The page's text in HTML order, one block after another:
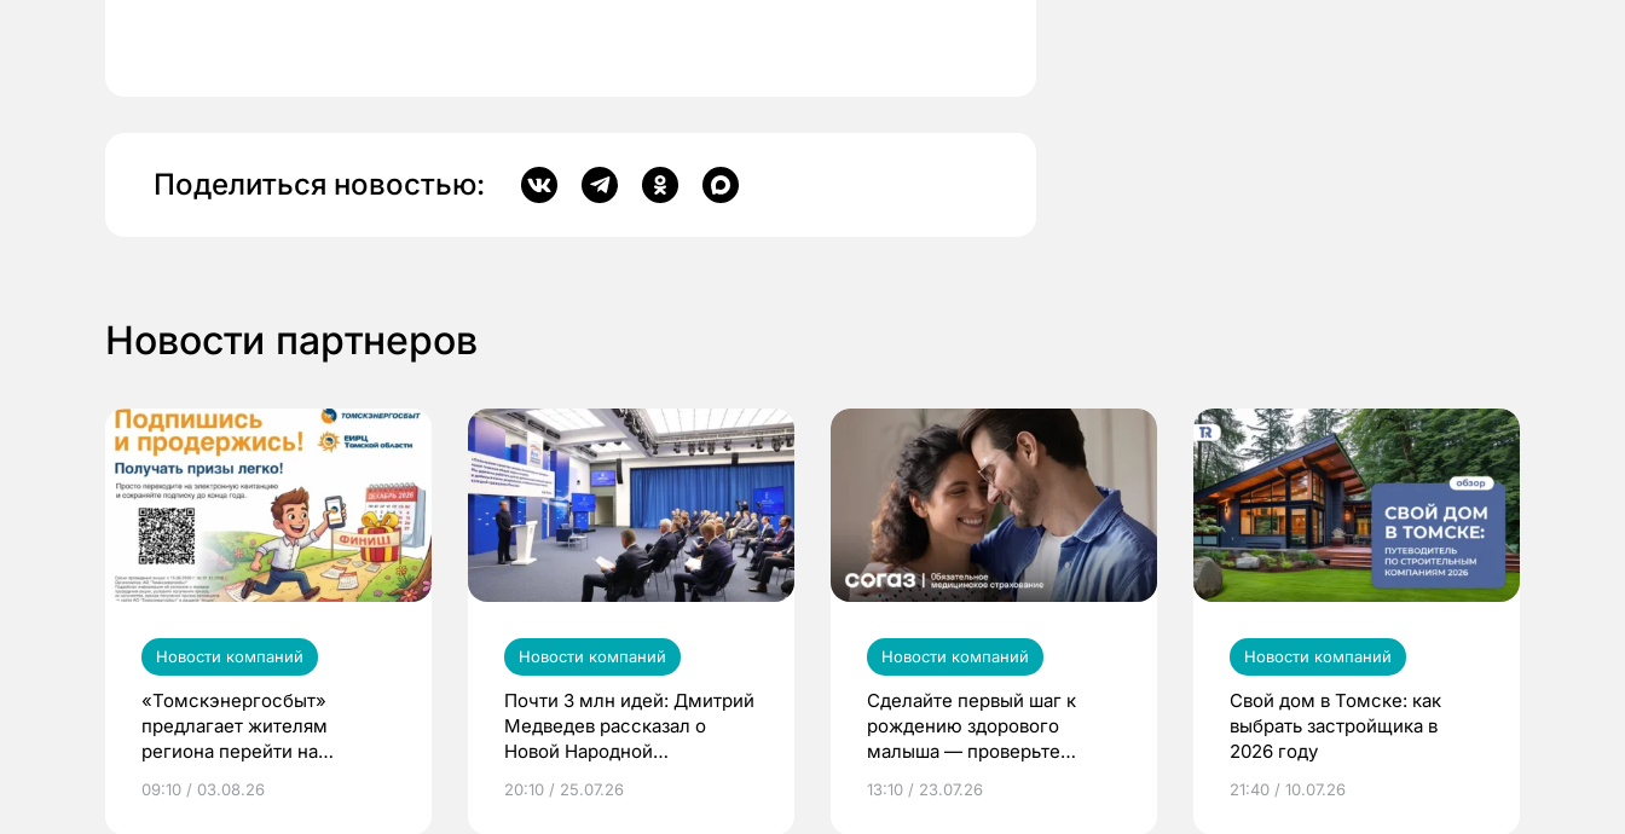
Поделиться новостью:
Новости партнеров
Новости компаний
«Томскэнергосбыт»
предлагает жителям
региона перейти на
выиграть призы
09:10 / 03.08.26
Новости компаний
Почти 3 млн идей: Дмитрий
Медведев рассказал о
Новой Народной
20:10 / 25.07.26
Новости компаний
Сделайте первый шаг к
рождению здорового
малыша — проверьте
по ОМС!
13:10 / 23.07.26
Новости компаний
Свой дом в Томске: как
выбрать застройщика в
2026 году
21:40 / 10.07.26